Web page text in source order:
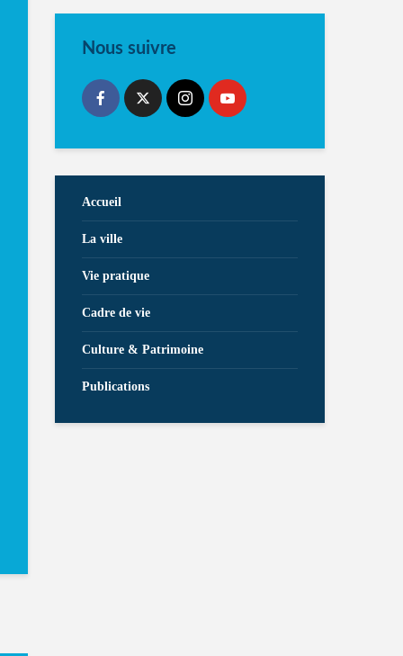
Nous suivre
Accueil
La ville
Vie pratique
Cadre de vie
Culture & Patrimoine
Publications